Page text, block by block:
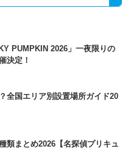
PUMPKIN 2026」一夜限りの
決定！
全国エリア別設置場所ガイド20
類まとめ2026【名探偵プリキュ